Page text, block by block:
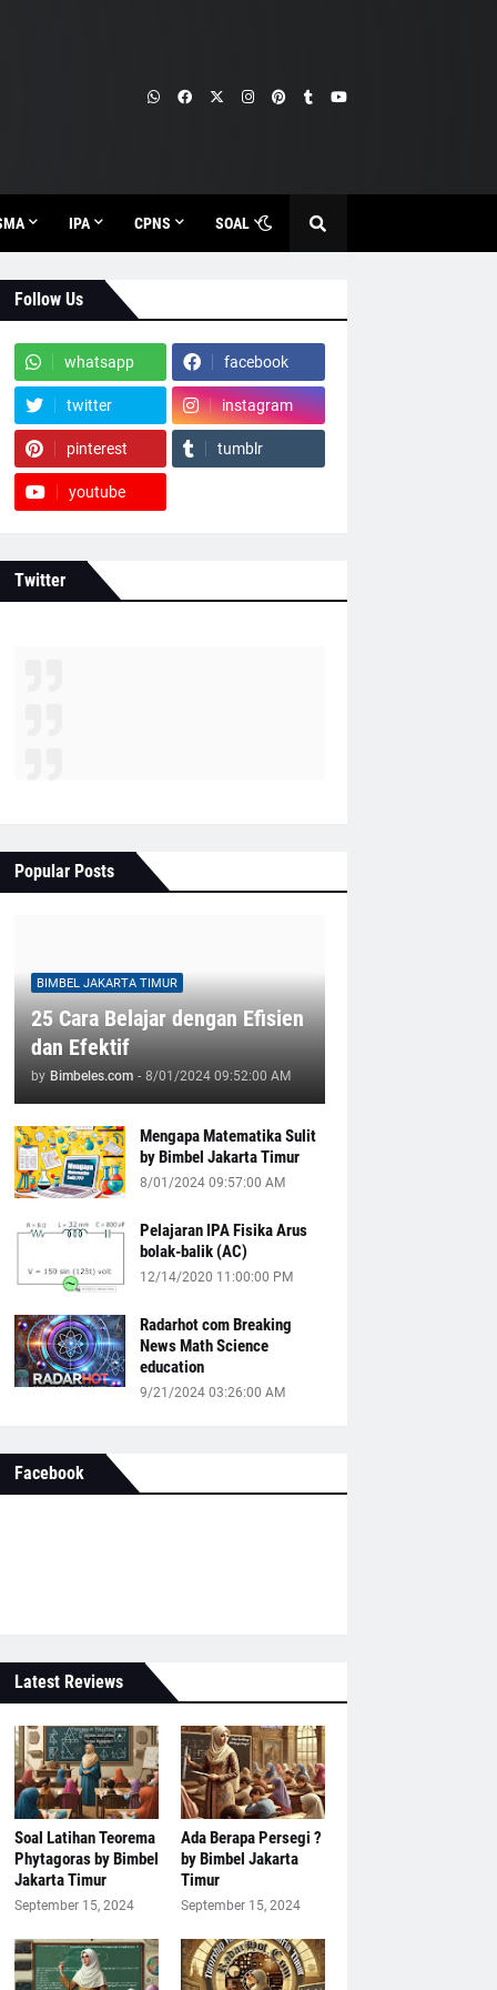
IPA CPNS SOAL
Follow Us
whatsapp facebook
twitter instagram
pinterest tumblr
youtube
Twitter
Popular Posts
BIMBEL JAKARTA TIMUR
25 Cara Belajar dengan Efisien
dan Efektif
by Bimbeles.com - 8/01/2024 09:52:00 AM
Mengapa Matematika Sulit
by Bimbel Jakarta Timur
8/01/2024 09:57:00 AM
Pelajaran IPA Fisika Arus
bolak-balik (AC)
12/14/2020 11:00:00 PM
Radarhot com Breaking
News Math Science
education
9/21/2024 03:26:00 AM
Facebook
Latest Reviews
Soal Latihan Teorema
Phytagoras by Bimbel
Jakarta Timur
September 15, 2024
Ada Berapa Persegi ?
by Bimbel Jakarta
Timur
September 15, 2024